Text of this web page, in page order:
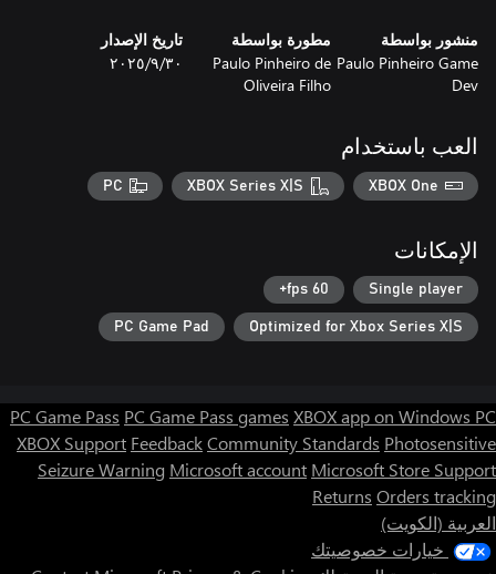
منشور بواسطة
Paulo Pinheiro Game
Dev
مطورة بواسطة
Paulo Pinheiro de
Oliveira Filho
تاريخ الإصدار
٣٠‏/٩‏/٢٠٢٥
العب باستخدام
XBOX One
XBOX Series X|S
PC
الإمكانات
Single player
60 fps+
Optimized for Xbox Series X|S
PC Game Pad
PC Game Pass PC Game Pass games XBOX app on Windows PC
XBOX Support FeedbackCommunity Standards Photosensitive
Seizure Warning Microsoft account Microsoft Store Support
Returns Orders tracking
العربية (الكويت)
خيارات خصوصيتك